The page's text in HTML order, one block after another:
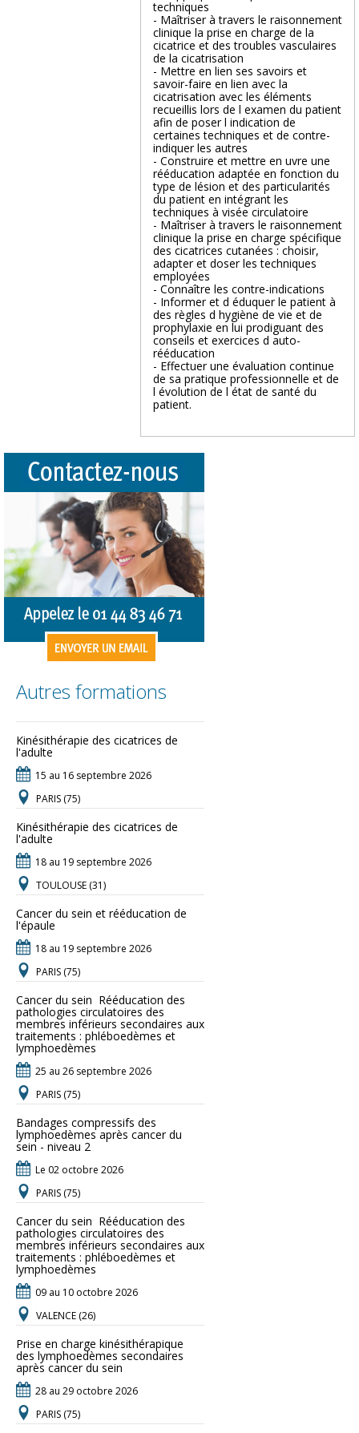
techniques
- Maîtriser à travers le raisonnement
clinique la prise en charge de la
cicatrice et des troubles vasculaires
de la cicatrisation
- Mettre en lien ses savoirs et
savoir-faire en lien avec la
cicatrisation avec les éléments
recueillis lors de l examen du patient
afin de poser l indication de
certaines techniques et de contre-
indiquer les autres
- Construire et mettre en uvre une
rééducation adaptée en fonction du
type de lésion et des particularités
du patient en intégrant les
techniques à visée circulatoire
- Maîtriser à travers le raisonnement
clinique la prise en charge spécifique
des cicatrices cutanées : choisir,
adapter et doser les techniques
employées
- Connaître les contre-indications
- Informer et d éduquer le patient à
des règles d hygiène de vie et de
prophylaxie en lui prodiguant des
conseils et exercices d auto-
rééducation
- Effectuer une évaluation continue
de sa pratique professionnelle et de
l évolution de l état de santé du
patient.
Autres formations
Kinésithérapie des cicatrices de
l'adulte
15 au 16 septembre 2026
PARIS (75)
Kinésithérapie des cicatrices de
l'adulte
18 au 19 septembre 2026
TOULOUSE (31)
Cancer du sein et rééducation de
l'épaule
18 au 19 septembre 2026
PARIS (75)
Cancer du sein  Rééducation des
pathologies circulatoires des
membres inférieurs secondaires aux
traitements : phléboedèmes et
lymphoedèmes
25 au 26 septembre 2026
PARIS (75)
Bandages compressifs des
lymphoedèmes après cancer du
sein - niveau 2
Le 02 octobre 2026
PARIS (75)
Cancer du sein  Rééducation des
pathologies circulatoires des
membres inférieurs secondaires aux
traitements : phléboedèmes et
lymphoedèmes
09 au 10 octobre 2026
VALENCE (26)
Prise en charge kinésithérapique
des lymphoedèmes secondaires
après cancer du sein
28 au 29 octobre 2026
PARIS (75)